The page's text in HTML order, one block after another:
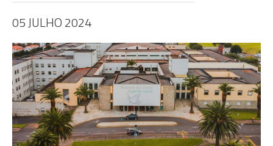
05 JULHO 2024